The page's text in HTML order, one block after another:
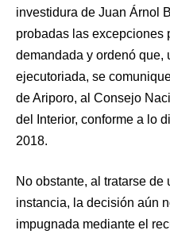
investidura de Juan Árnol
probadas las excepciones
demandada y ordenó que,
ejecutoriada, se
de Ariporo, al Consejo
del Interior, conforme a lo
2018.
No obstante, al tratarse
instancia, la decisión aún
impugnada mediante el